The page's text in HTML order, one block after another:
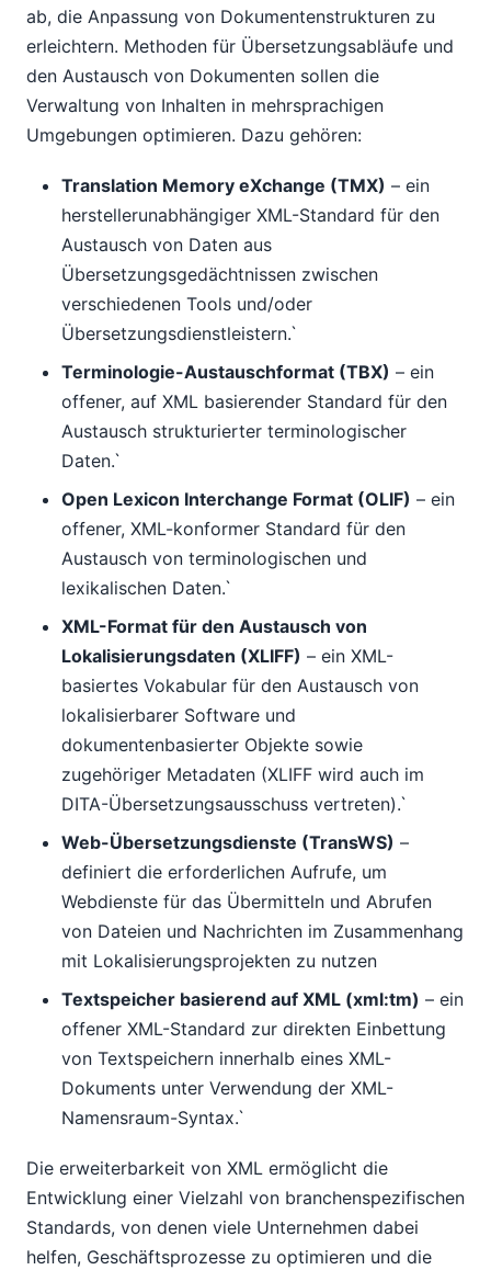
ab, die Anpassung von Dokumentenstrukturen zu
erleichtern. Methoden für Übersetzungsabläufe und
den Austausch von Dokumenten sollen die
Verwaltung von Inhalten in mehrsprachigen
Umgebungen optimieren. Dazu gehören:
Translation Memory eXchange (TMX) – ein
herstellerunabhängiger XML-Standard für den
Austausch von Daten aus
Übersetzungsgedächtnissen zwischen
verschiedenen Tools und/oder
Übersetzungsdienstleistern.`
Terminologie-Austauschformat (TBX) – ein
offener, auf XML basierender Standard für den
Austausch strukturierter terminologischer
Daten.`
Open Lexicon Interchange Format (OLIF) – ein
offener, XML-konformer Standard für den
Austausch von terminologischen und
lexikalischen Daten.`
XML-Format für den Austausch von
Lokalisierungsdaten (XLIFF) – ein XML-
basiertes Vokabular für den Austausch von
lokalisierbarer Software und
dokumentenbasierter Objekte sowie
zugehöriger Metadaten (XLIFF wird auch im
DITA-Übersetzungsausschuss vertreten).`
Web-Übersetzungsdienste (TransWS) –
definiert die erforderlichen Aufrufe, um
Webdienste für das Übermitteln und Abrufen
von Dateien und Nachrichten im Zusammenhang
mit Lokalisierungsprojekten zu nutzen
Textspeicher basierend auf XML (xml:tm) – ein
offener XML-Standard zur direkten Einbettung
von Textspeichern innerhalb eines XML-
Dokuments unter Verwendung der XML-
Namensraum-Syntax.`
Die erweiterbarkeit von XML ermöglicht die
Entwicklung einer Vielzahl von branchenspezifischen
Standards, von denen viele Unternehmen dabei
helfen, Geschäftsprozesse zu optimieren und die